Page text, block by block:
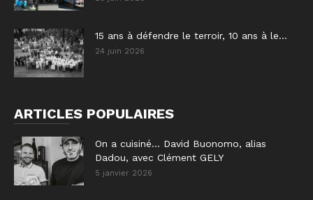
15 ans à défendre le terroir, 10 ans à le...
24 juin 2026
ARTICLES POPULAIRES
On a cuisiné… David Buonomo, alias
Dadou, avec Clément GELY
5 janvier 2026